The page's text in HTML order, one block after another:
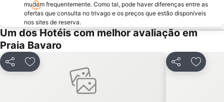
mudam frequentemente. Como tal, pode haver diferenças entre as
ofertas que consulta no trivago e os preços que estão disponíveis
nos sites de reserva.
Um dos Hotéis com melhor avaliação em
Praia Bavaro
PartilharAdicionar aos favoritos Partilhar